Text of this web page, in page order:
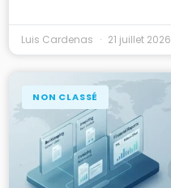
Luis Cardenas 21 juillet 2026
NON CLASSÉ